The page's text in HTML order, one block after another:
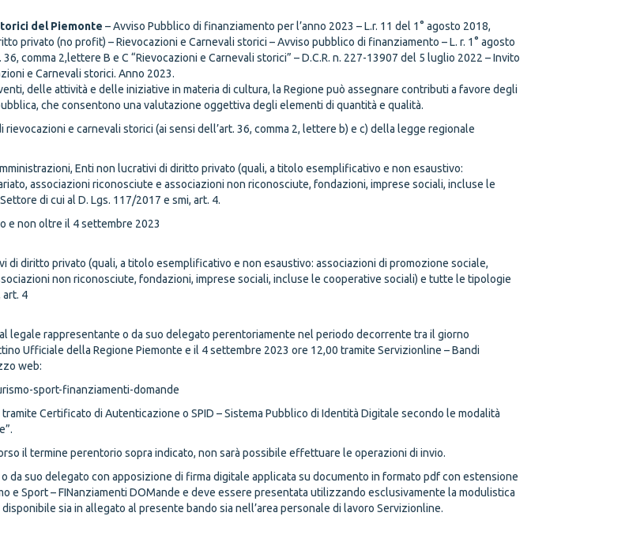
del Piemonte – Avviso Pubblico di finanziamento per l’anno 2023 – L.r. 11 del 1° agosto 2018,
privato (no profit) – Rievocazioni e Carnevali storici – Avviso pubblico di finanziamento – L. r. 1° agosto
comma 2,lettere B e C “Rievocazioni e Carnevali storici” – D.C.R. n. 227-13907 del 5 luglio 2022 – Invito
e Carnevali storici. Anno 2023.
delle attività e delle iniziative in materia di cultura, la Regione può assegnare contributi a favore degli
che consentono una valutazione oggettiva degli elementi di quantità e qualità.
e carnevali storici (ai sensi dell’art. 36, comma 2, lettere b) e c) della legge regionale
Enti non lucrativi di diritto privato (quali, a titolo esemplificativo e non esaustivo:
associazioni riconosciute e associazioni non riconosciute, fondazioni, imprese sociali, incluse le
di cui al D. Lgs. 117/2017 e smi, art. 4.
e non oltre il 4 settembre 2023
di diritto privato (quali, a titolo esemplificativo e non esaustivo: associazioni di promozione sociale,
non riconosciute, fondazioni, imprese sociali, incluse le cooperative sociali) e tutte le tipologie
art. 4
legale rappresentante o da suo delegato perentoriamente nel periodo decorrente tra il giorno
Ufficiale della Regione Piemonte e il 4 settembre 2023 ore 12,00 tramite Servizionline – Bandi
web:
sport-finanziamenti-domande
Certificato di Autenticazione o SPID – Sistema Pubblico di Identità Digitale secondo le modalità
il termine perentorio sopra indicato, non sarà possibile effettuare le operazioni di invio.
da suo delegato con apposizione di firma digitale applicata su documento in formato pdf con estensione
e Sport – FINanziamenti DOMande e deve essere presentata utilizzando esclusivamente la modulistica
sia in allegato al presente bando sia nell’area personale di lavoro Servizionline.